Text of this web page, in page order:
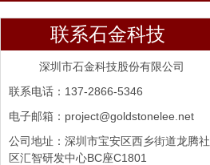
联系石金科技
深圳市石金科技股份有限公司
联系电话：137-2866-5346
电子邮箱：project@goldstonelee.net
公司地址：深圳市宝安区西乡街道龙腾社
区汇智研发中心BC座C1801